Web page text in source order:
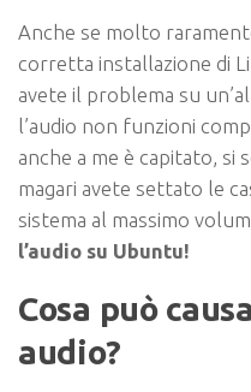
Anche se molto
corretta installazione di
avete il problema su
l’audio non funzioni
anche a me è capitato, si
magari avete settato le
sistema al massimo
l’audio su Ubuntu!
Cosa può
audio?